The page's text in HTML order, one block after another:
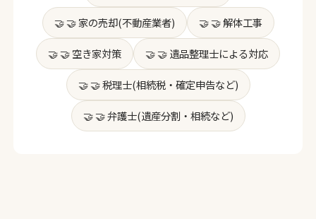
🤝 家の売却(不動産業者) 🤝 解体工事
🤝 空き家対策 🤝 遺品整理士による対応
🤝 税理士(相続税・確定申告など)
🤝 弁護士(遺産分割・相続など)